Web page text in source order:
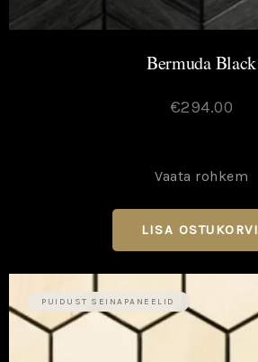
Bermuda Black
€294.00
LISA OSTUKORVI
Vaata rohkem
PUIDUST SEINAPANEELID